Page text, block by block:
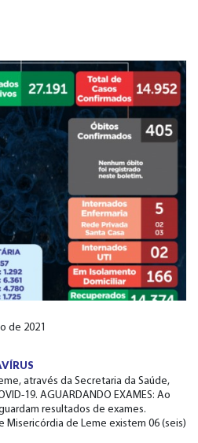
de 2021
através da Secretaria da Saúde,
19. AGUARDANDO EXAMES: Ao
resultados de exames.
Misericórdia de Leme existem 06 (seis)